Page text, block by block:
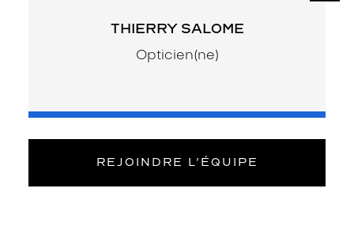
THIERRY SALOME
Opticien(ne)
REJOINDRE L’ÉQUIPE